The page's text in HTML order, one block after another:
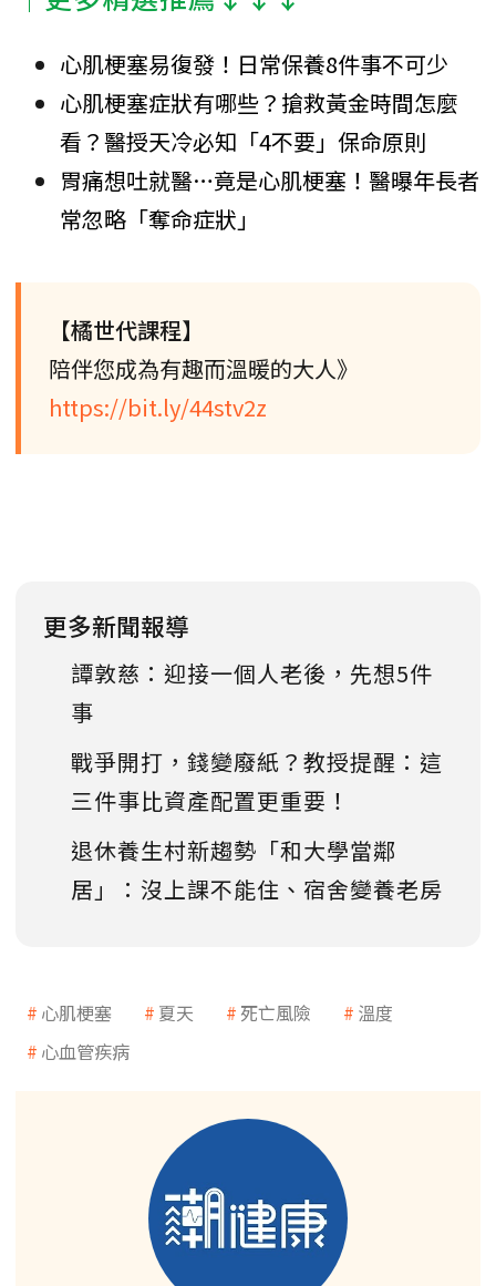
心肌梗塞易復發！日常保養8件事不可少
心肌梗塞症狀有哪些？搶救黃金時間怎麼
看？醫授天冷必知「4不要」保命原則
胃痛想吐就醫…竟是心肌梗塞！醫曝年長者
常忽略「奪命症狀」
【橘世代課程】
陪伴您成為有趣而溫暖的大人》
https://bit.ly/44stv2z
更多新聞報導
譚敦慈：迎接一個人老後，先想5件
事
戰爭開打，錢變廢紙？教授提醒：這
三件事比資產配置更重要！
退休養生村新趨勢「和大學當鄰
居」：沒上課不能住、宿舍變養老房
心肌梗塞 夏天 死亡風險
溫度
心血管疾病